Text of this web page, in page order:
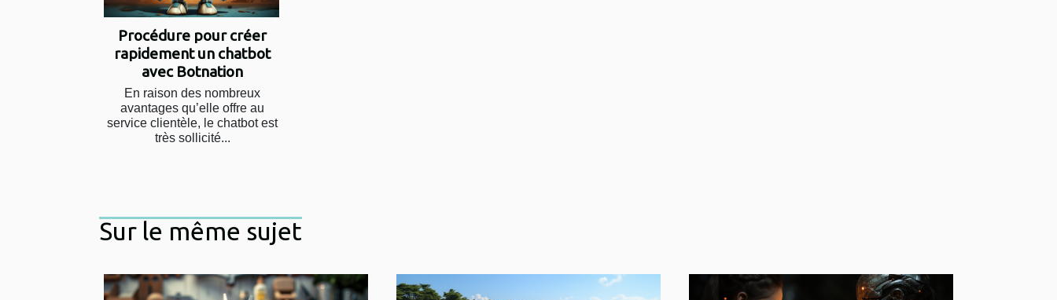
Procédure pour créer
rapidement un chatbot
avec Botnation
En raison des nombreux
avantages qu’elle offre au
service clientèle, le chatbot est
très sollicité...
Sur le même sujet